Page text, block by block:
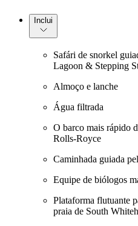
Inclui
Safári de snorkel
Lagoon & Stepping
Almoço e lanche
Água filtrada
O barco mais rápido
Rolls-Royce
Caminhada guiada
Equipe de biólogos
Plataforma flutuante
praia de South